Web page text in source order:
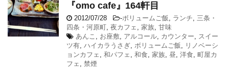
『omo cafe』164軒目
2012/07/28 -ボリュームご飯, ランチ, 三条・
四条・河原町, 夜カフェ , 家族, 甘味
あんこ , お座敷, アルコール, カウンター, スイー
ツ有, ハイカラうさぎ, ボリュームご飯, リノベーシ
ョンカフェ , 和パフェ , 和食, 家族, 昼, 洋食, 町屋カ
フェ , 禁煙